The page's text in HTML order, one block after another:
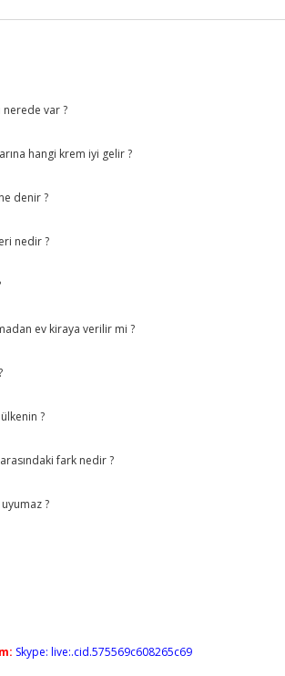
nerede var ?
hangi krem iyi gelir ?
denir ?
nedir ?
ev kiraya verilir mi ?
?
fark nedir ?
?
Skype: live:.cid.575569c608265c69